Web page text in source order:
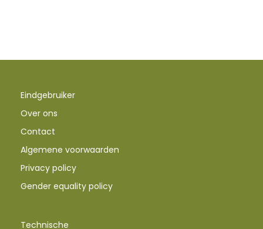
Eindgebruiker
Over ons
Contact
Algemene voorwaarden
Privacy policy
Gender equality policy
Technische